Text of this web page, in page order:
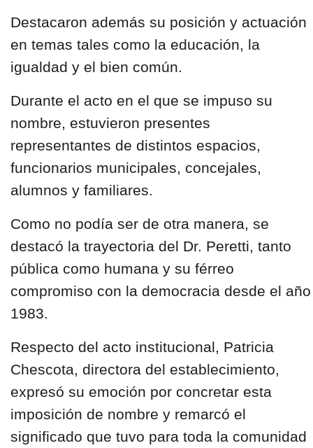
Destacaron además su posición y actuación
en temas tales como la educación, la
igualdad y el bien común.
Durante el acto en el que se impuso su
nombre, estuvieron presentes
representantes de distintos espacios,
funcionarios municipales, concejales,
alumnos y familiares.
Como no podía ser de otra manera, se
destacó la trayectoria del Dr. Peretti, tanto
pública como humana y su férreo
compromiso con la democracia desde el año
1983.
Respecto del acto institucional, Patricia
Chescota, directora del establecimiento,
expresó su emoción por concretar esta
imposición de nombre y remarcó el
significado que tuvo para toda la comunidad